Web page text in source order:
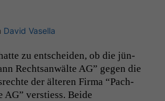
David Vasella
zu entschei­den, ob die jün­
Recht­san­wälte AG” gegen die
der älteren Fir­ma “Pach­
AG” ver­stiess. Bei­de